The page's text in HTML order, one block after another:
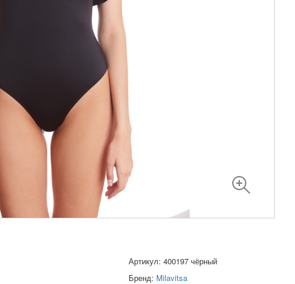
Артикул: 400197 чёрный
Бренд: Milavitsa